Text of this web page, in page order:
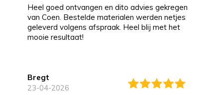
Heel goed ontvangen en dito advies gekregen
van Coen. Bestelde materialen werden netjes
geleverd volgens afspraak. Heel blij met het
mooie resultaat!
Bregt
23-04-2026